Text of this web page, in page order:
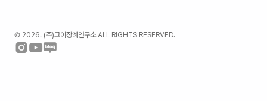
© 2026. (주)고이장례연구소 ALL RIGHTS RESERVED.